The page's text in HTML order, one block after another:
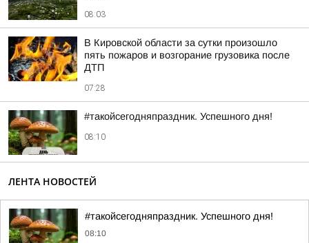
08:03
В Кировской области за сутки произошло
пять пожаров и возгорание грузовика после
ДТП
07:28
#такойсегодняпраздник. Успешного дня!
08:10
ЛЕНТА НОВОСТЕЙ
#такойсегодняпраздник. Успешного дня!
08:10